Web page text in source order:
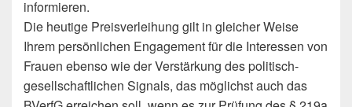
informieren.
Die heutige Preisverleihung gilt in gleicher Weise
Ihrem persönlichen Engagement für die Interessen von
Frauen ebenso wie der Verstärkung des politisch-
gesellschaftlichen Signals, das möglichst auch das